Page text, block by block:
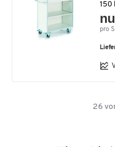
150
pro
26